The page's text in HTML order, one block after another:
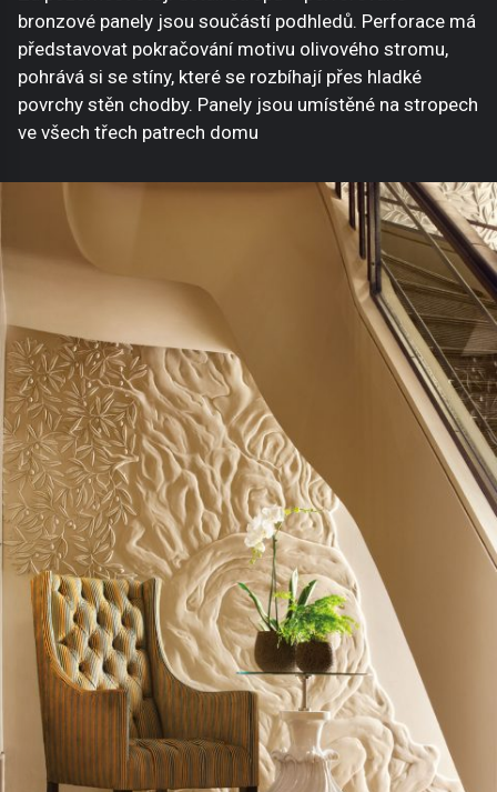
bronzové panely jsou součástí podhledů. Perforace má
představovat pokračování motivu olivového stromu,
pohrává si se stíny, které se rozbíhají přes hladké
povrchy stěn chodby. Panely jsou umístěné na stropech
ve všech třech patrech domu